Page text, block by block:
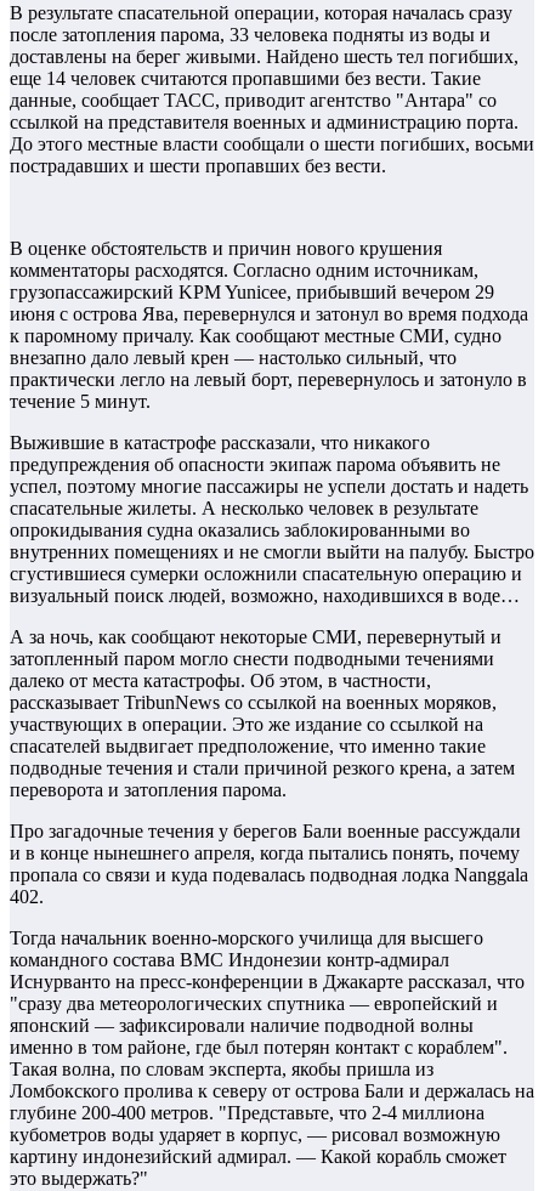
В результате спасательной операции, которая началась сразу
после затопления парома, 33 человека подняты из воды и
доставлены на берег живыми. Найдено шесть тел погибших,
еще 14 человек считаются пропавшими без вести. Такие
данные, сообщает ТАСС, приводит агентство "Антара" со
ссылкой на представителя военных и администрацию порта.
До этого местные власти сообщали о шести погибших, восьми
пострадавших и шести пропавших без вести.
В оценке обстоятельств и причин нового крушения
комментаторы расходятся. Согласно одним источникам,
грузопассажирский KPM Yunicee, прибывший вечером 29
июня с острова Ява, перевернулся и затонул во время подхода
к паромному причалу. Как сообщают местные СМИ, судно
внезапно дало левый крен — настолько сильный, что
практически легло на левый борт, перевернулось и затонуло в
течение 5 минут.
Выжившие в катастрофе рассказали, что никакого
предупреждения об опасности экипаж парома объявить не
успел, поэтому многие пассажиры не успели достать и надеть
спасательные жилеты. А несколько человек в результате
опрокидывания судна оказались заблокированными во
внутренних помещениях и не смогли выйти на палубу. Быстро
сгустившиеся сумерки осложнили спасательную операцию и
визуальный поиск людей, возможно, находившихся в воде…
А за ночь, как сообщают некоторые СМИ, перевернутый и
затопленный паром могло снести подводными течениями
далеко от места катастрофы. Об этом, в частности,
рассказывает TribunNews со ссылкой на военных моряков,
участвующих в операции. Это же издание со ссылкой на
спасателей выдвигает предположение, что именно такие
подводные течения и стали причиной резкого крена, а затем
переворота и затопления парома.
Про загадочные течения у берегов Бали военные рассуждали
и в конце нынешнего апреля, когда пытались понять, почему
пропала со связи и куда подевалась подводная лодка Nanggalа
402.
Тогда начальник военно-морского училища для высшего
командного состава ВМС Индонезии контр-адмирал
Иснурванто на пресс-конференции в Джакарте рассказал, что
"сразу два метеорологических спутника — европейский и
японский — зафиксировали наличие подводной волны
именно в том районе, где был потерян контакт с кораблем".
Такая волна, по словам эксперта, якобы пришла из
Ломбокского пролива к северу от острова Бали и держалась на
глубине 200-400 метров. "Представьте, что 2-4 миллиона
кубометров воды ударяет в корпус, — рисовал возможную
картину индонезийский адмирал. — Какой корабль сможет
это выдержать?"